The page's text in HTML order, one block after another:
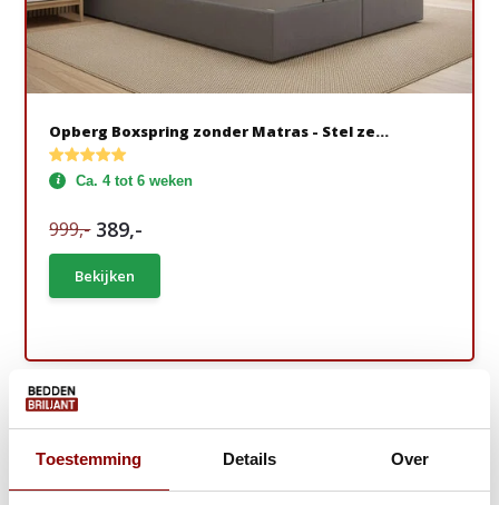
Toestemming Details Over
Opberg Boxspring zonder Matras - Stel ze...
Ca. 4 tot 6 weken
999,- 389,-
Bekijken
Gratis Zomerdeal!